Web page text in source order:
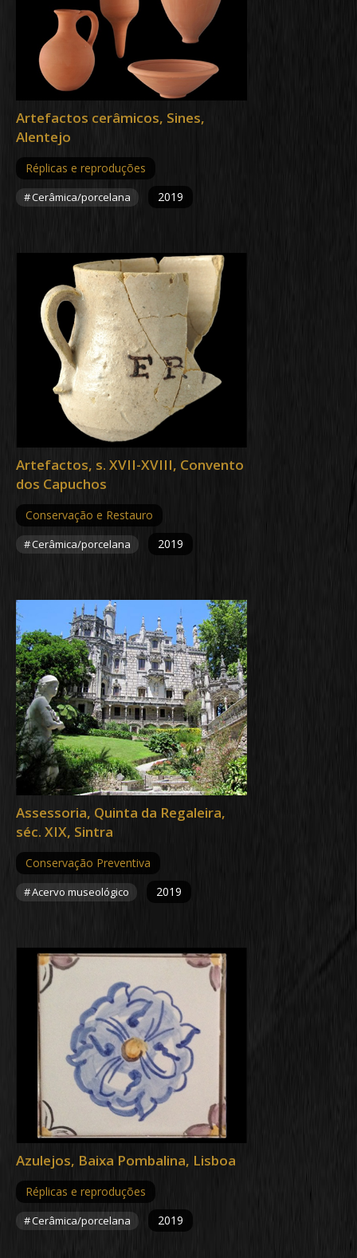
Artefactos cerâmicos, Sines,
Alentejo
Réplicas e reproduções
Cerâmica/porcelana 2019
Artefactos, s. XVII-XVIII, Convento
dos Capuchos
Conservação e Restauro
Cerâmica/porcelana 2019
Assessoria, Quinta da Regaleira,
séc. XIX, Sintra
Conservação Preventiva
Acervo museológico 2019
Azulejos, Baixa Pombalina, Lisboa
Réplicas e reproduções
Cerâmica/porcelana 2019